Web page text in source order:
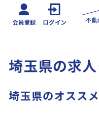
会員登録 ログイン
埼玉県の求人
埼玉県のオスス